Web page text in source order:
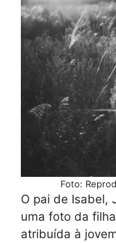
Foto:
O pai de Isabel,
uma foto da
atribuída à